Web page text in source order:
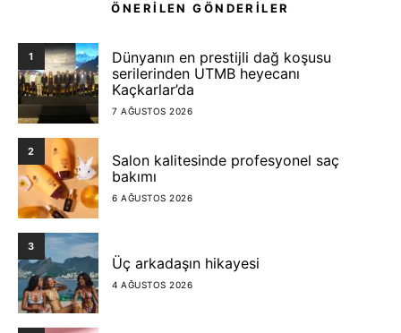
ÖNERİLEN GÖNDERİLER
1
Dünyanın en prestijli dağ koşusu
serilerinden UTMB heyecanı
Kaçkarlar’da
7 AĞUSTOS 2026
2
Salon kalitesinde profesyonel saç
bakımı
6 AĞUSTOS 2026
3
Üç arkadaşın hikayesi
4 AĞUSTOS 2026